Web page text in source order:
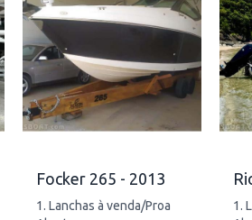
Focker 265 - 2013
1. Lanchas à venda/Proa
1.